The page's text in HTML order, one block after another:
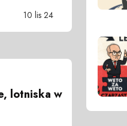
10 lis 24
lotniska w